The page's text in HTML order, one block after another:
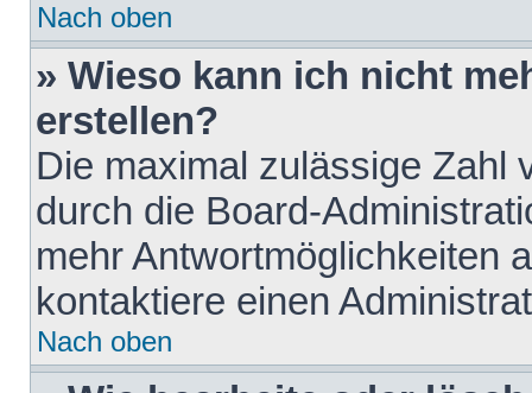
Nach oben
» Wieso kann ich nicht
erstellen?
Die maximal zulässige Zahl
durch die Board-
mehr Antwortmöglichkeiten
kontaktiere einen
Nach oben